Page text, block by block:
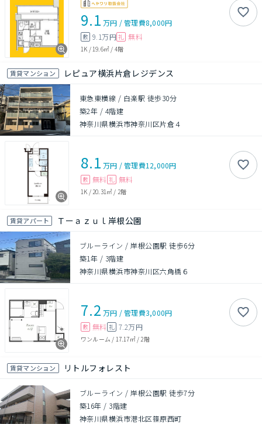
9.1 万円 /管理費8,000円
敷 9.1万円 礼 無料
1K /19.6㎡ / 4階
賃貸マンション レピュア横浜片倉レジデンス
東急東横線 / 白楽駅 徒歩30分
築2年 / 4階建
神奈川県横浜市神奈川区片倉４
8.1 万円 /管理費12,000円
敷 無料 礼 無料
1K / 20.31㎡ / 2階
賃貸アパート Ｔーａｚｕｌ岸根公園
ブルーライン / 岸根公園駅 徒歩6分
築1年 / 3階建
神奈川県横浜市神奈川区六角橋６
7.2 万円 /管理費3,000円
敷 無料 礼 7.2万円
ワンルーム / 17.17㎡/ 2階
賃貸マンション リトルフォレスト
ブルーライン / 岸根公園駅 徒歩7分
築16年 / 3階建
神奈川県横浜市港北区篠原西町